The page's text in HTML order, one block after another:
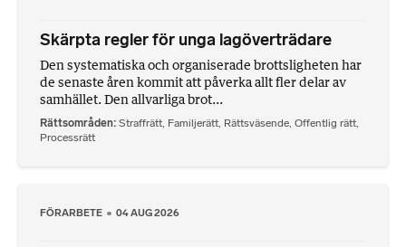
Skärpta regler för unga lagöverträdare
Den systematiska och organiserade brottsligheten har
de senaste åren kommit att påverka allt fler delar av
samhället. Den allvarliga brot...
Rättsområden Straffrätt, Familjerätt, Rättsväsende, Offentlig rätt,
Processrätt
FÖRARBETE 04 AUG 2026